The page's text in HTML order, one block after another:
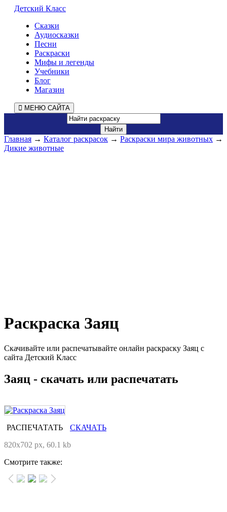
Детский Класс
Сказки
Аудиосказки
Песни
Раскраски
Мифы и легенды
Учебники
Блог
Магазин
МЕНЮ САЙТА
Главная → Каталог раскрасок → Раскраски мира животных →
Дикие животные
Раскраска Заяц
Скачивайте или распечатывайте онлайн раскраску Заяц с
сайта Детский Класс
Заяц - скачать или распечатать
РАСПЕЧАТАТЬ
СКАЧАТЬ
820x702 px, 60.1 kb
Смотрите также: